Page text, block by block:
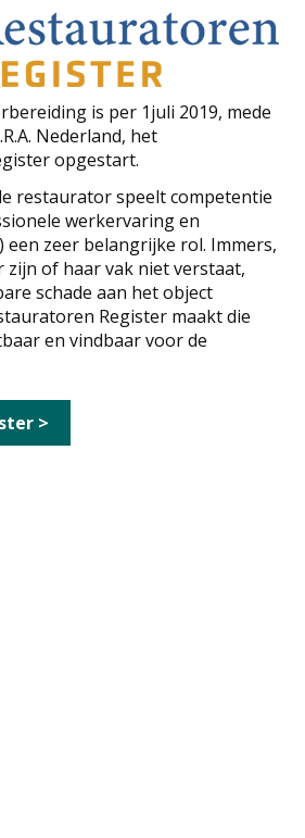
is per 1juli 2019, mede
Nederland, het
opgestart.
restaurator speelt competentie
werkervaring en
een zeer belangrijke rol. Immers,
zijn of haar vak niet verstaat,
schade aan het object
Register maakt die
en vindbaar voor de
>